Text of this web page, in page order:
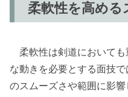
柔軟性を高め
柔軟性は剣道においても
な動きを必要とする面技
のスムーズさや範囲に影